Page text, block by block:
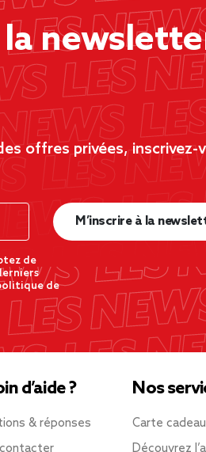
offres privées, inscrivez-
de
de
M’inscrire à la
d’aide ?
& réponses
Nos
Carte
Découvrez